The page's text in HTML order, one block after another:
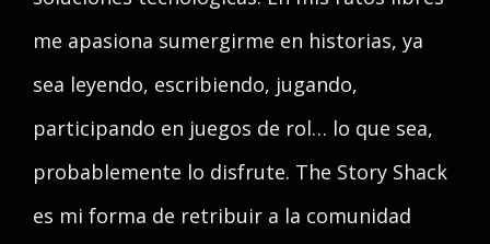
me apasiona sumergirme en historias, ya
sea leyendo, escribiendo, jugando,
participando en juegos de rol… lo que sea,
probablemente lo disfrute. The Story Shack
es mi forma de retribuir a la comunidad